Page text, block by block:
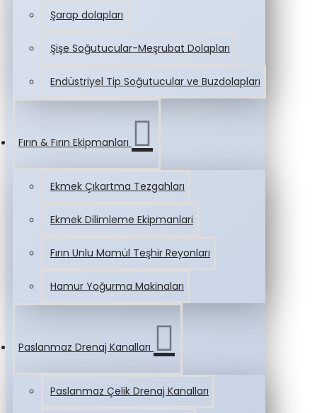
Şarap dolapları
Şişe Soğutucular-Meşrubat Dolapları
Endüstriyel Tip Soğutucular ve Buzdolapları
Fırın & Fırın Ekipmanları
Ekmek Çıkartma Tezgahları
Ekmek Dilimleme Ekipmanlari
Fırın Unlu Mamül Teşhir Reyonları
Hamur Yoğurma Makinaları
Paslanmaz Drenaj Kanalları
Paslanmaz Çelik Drenaj Kanalları